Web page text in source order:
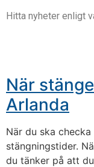
Hitta nyheter enligt
När
Arlanda
När du ska
stängningstider.
du tänker på att